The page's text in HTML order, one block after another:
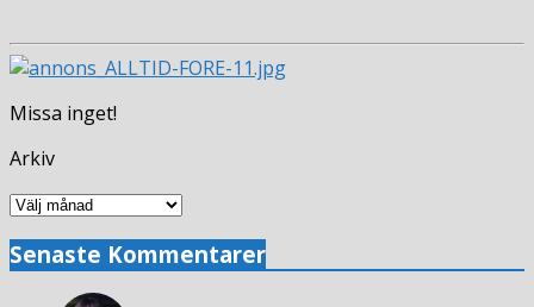
Missa inget!
Arkiv
Arkiv
Senaste Kommentarer